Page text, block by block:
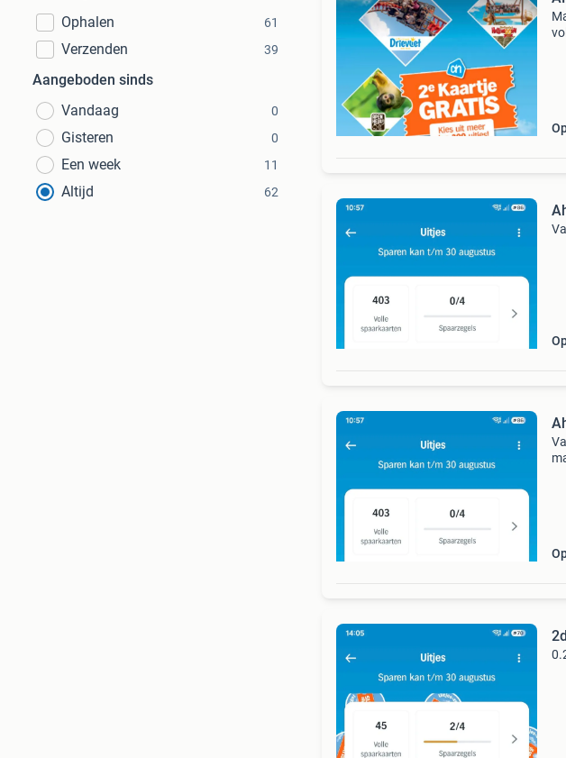
Ophalen
61
Verzenden 39
Aangeboden sinds
Vandaag
0
Gisteren 0
Een week 11
Altijd 62